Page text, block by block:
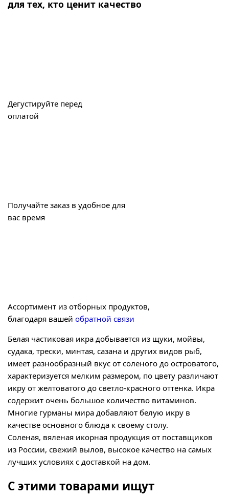
для тех, кто ценит качество
Дегустируйте перед
оплатой
Получайте заказ в удобное для
вас время
Ассортимент из отборных продуктов,
благодаря вашей обратной связи
Белая частиковая икра добывается из щуки, мойвы,
судака, трески, минтая, сазана и других видов рыб,
имеет разнообразный вкус от соленого до островатого,
характеризуется мелким размером, по цвету различают
икру от желтоватого до светло-красного оттенка. Икра
содержит очень большое количество витаминов.
Многие гурманы мира добавляют белую икру в
качестве основного блюда к своему столу.
Соленая, вяленая икорная продукция от поставщиков
из России, свежий вылов, высокое качество на самых
лучших условиях с доставкой на дом.
С этими товарами ищут